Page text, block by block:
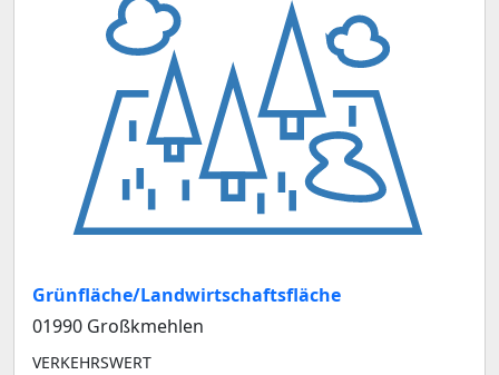
Grünfläche/Landwirtschaftsfläche
01990 Großkmehlen
VERKEHRSWERT